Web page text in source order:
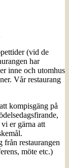
(vid de
har
inne och utomhus
Vår restaurang
kompisgäng på
er gärna att
från restaurangen
möte etc.)